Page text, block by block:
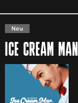
Neu
ICE CREAM MAN